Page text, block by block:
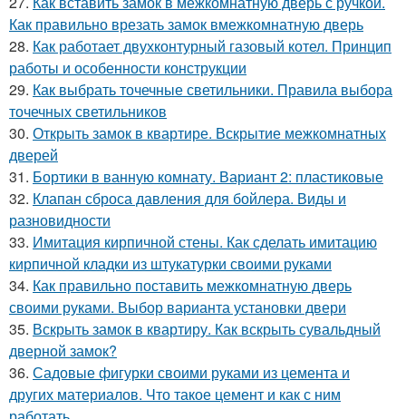
Как правильно врезать замок вмежкомнатную дверь
28. Как работает двухконтурный газовый котел. Принцип
работы и особенности конструкции
29. Как выбрать точечные светильники. Правила выбора
точечных светильников
30. Открыть замок в квартире. Вскрытие межкомнатных
дверей
31. Бортики в ванную комнату. Вариант 2: пластиковые
32. Клапан сброса давления для бойлера. Виды и
разновидности
33. Имитация кирпичной стены. Как сделать имитацию
кирпичной кладки из штукатурки своими руками
34. Как правильно поставить межкомнатную дверь
своими руками. Выбор варианта установки двери
35. Вскрыть замок в квартиру. Как вскрыть сувальдный
дверной замок?
36. Садовые фигурки своими руками из цемента и
других материалов. Что такое цемент и как с ним